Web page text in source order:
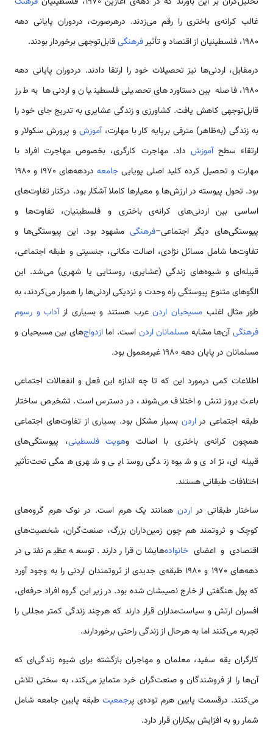
غالب کرانه‌‌ی باختری را رقم می‌زدند. درهرصورت، دردوران پایانی دهه
1980، فلسطینیان از اقتصاد و تأثیر
فرهنگیقابل‌توجهی برخوردار بودند.
درمقابل، اردنی‌ها نیز تحصیلات خود را ارتقا دادند. دردوران پایانی دهه
1980، فاصله بین دستاوردهای تحصیلی فلسطینیان و اردنی‌ها به طرز
قابل‌توجهی کاهش یافت. کشاورزی و زندگی عشایری به تدریج جای خود را
به زندگی (به‌ظاهر) مترقی برپایه کار با مهارت،آموزش و پرورش سکولار و
ارتقاء سطحآموزش داد. مهاجرت کارگری، بخصوص مهاجرت افراد با
مهارت و تحصیل کرده کلید اصلی پویایی جامعه
دردهه‌های 1970 و 1980
بود. تحول پیوسته در ارزش‌ها و معیارها کاملا آشکار بود. درکنار تفاوت‌های
اساسی بین اردنی‌های کرانه‌‌ی باختری و فلسطینیان، تفاوت‌ها و
پیوستگی‌‌های دیگر اجتماعی–فرهنگیمشهود بود. این پیوستگی‌ها و
تفاوت‌ها شامل مسائل نژادی، اصالت مکانی، جنسیتی و طبقه اجتماعی،
قبیله‌ای و شیوه‌های زندگی (عشایری، روستایی یا شهری) می‌شد. این
الگوهای متنوع پیوستگی راه وحدت و نزدیکی اردنی‌ها را هموار می‌کردند، به
طور مثال اغلب مسیحیان اردنعرب هستند و بسیاری ازآداب و رسوم
فرهنگیآن‌ها مشابه مسلمانان اردن است. اماازدواج‌های بین مسیحیان و
مسلمانان در پایان دهه 1980 غیرمعمول بود.
اطلاعات کمی‌ درمورد این که تا چه اندازه‌ این فعل و انفعالات اجتماعی
باعث بروز تنش و اختلاف می‌شوند، در دسترس است. تشخیص ساختار
طبقه اجتماعی دراردن بسیار مشکل بود. بسیاری از تفاوت‌های اجتماعی
همچون کرانه‌‌ی باختری با اصالت وهویت فلسطینی، پیوستگی‌های
قبیله‌ای، نژادی و شیوه زندگی روستایی و شهری همگی تحت‌تأثیر
اختلافات طبقانی هستند.
ساختار طبقاتی در اردنهمانند یک هرم است. در نوک هرم گروه‌های
کوچک و ثروتمند هم چون زمین‌داران بزرگ، صنعت‌گران، شخصیت‌های
اقتصادی و اعضای خانواده‌هایشان قرار دارند. توسعه عظیم نفتی در
دهه‌های 1970 و 1980 طبقه‌‌ی جدیدی از ثروتمندان اردنی را به وجود آورد
که پول هنگفتی از خارج نصیبشان شده بود. در زیر این گروه افراد حرفه‌ای،
افسران ارتش و سیاست‌مداران قرار دارند که هرچند زندگی کمتر مجللی را
تجربه می‌کنند اما به هرحال از زندگی راحتی برخوردارند.
کارگران یقه سفید، معلمان و مهاجران بازگشته برای شیوه زندگی‌ای که
آن‌ها را از فروشندگان و صنعت‌گران خرد متمایز می‌کند، به سختی تلاش
می‌کنند. درقسمت پایین هرم توده‌‌ی پرجمعیت طبقه پایین جامعه شامل
شمار رو به افزایش بیکاران قرار دارد.